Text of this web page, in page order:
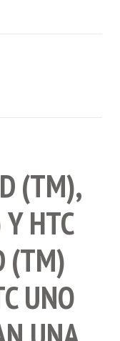
(TM),
HTC
(TM)
UNO